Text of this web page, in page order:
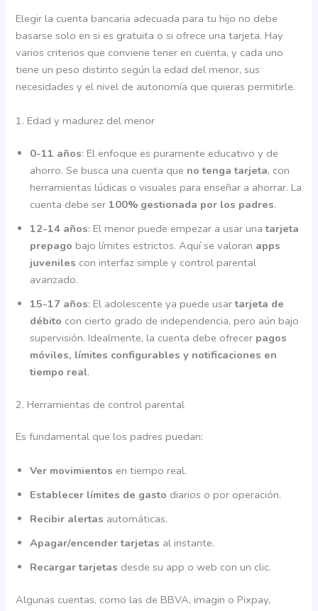
Elegir la cuenta bancaria adecuada para tu hijo no debe
basarse solo en si es gratuita o si ofrece una tarjeta. Hay
varios criterios que conviene tener en cuenta, y cada uno
tiene un peso distinto según la edad del menor, sus
necesidades y el nivel de autonomía que quieras permitirle.
1. Edad y madurez del menor
0-11 años: El enfoque es puramente educativo y de
ahorro. Se busca una cuenta que no tenga tarjeta, con
herramientas lúdicas o visuales para enseñar a ahorrar. La
cuenta debe ser 100% gestionada por los padres.
12-14 años: El menor puede empezar a usar unatarjeta
prepago bajo límites estrictos. Aquí se valoran apps
juveniles con interfaz simple y control parental
avanzado.
15-17 años: El adolescente ya puede usartarjeta de
débito con cierto grado de independencia, pero aún bajo
supervisión. Idealmente, la cuenta debe ofrecer pagos
móviles, límites configurables y notificaciones en
tiempo real.
2. Herramientas de control parental
Es fundamental que los padres puedan:
Ver movimientos en tiempo real.
Establecer límites de gasto diarios o por operación.
Recibir alertas automáticas.
Apagar/encender tarjetas al instante.
Recargar tarjetas desde su app o web con un clic.
Algunas cuentas, como las de BBVA, imagin o Pixpay,